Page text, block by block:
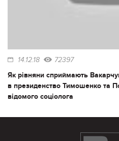
14.12.18 72397
Як рівняни сприймають
в президенство Тимошенко та
відомого соціолога